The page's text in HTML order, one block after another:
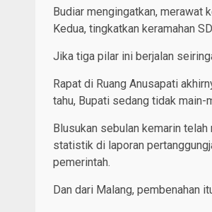
Budiar mengingatkan, merawat
Kedua, tingkatkan keramahan
Jika tiga pilar ini berjalan
Rapat di Ruang Anusapati
tahu, Bupati sedang tidak main-
Blusukan sebulan kemarin
statistik di laporan
pemerintah.
Dan dari Malang, pembenahan